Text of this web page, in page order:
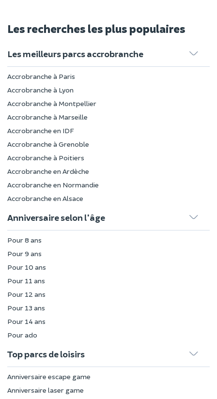
Les recherches les plus populaires
Les meilleurs parcs accrobranche
Accrobranche à Paris
Accrobranche à Lyon
Accrobranche à Montpellier
Accrobranche à Marseille
Accrobranche en IDF
Accrobranche à Grenoble
Accrobranche à Poitiers
Accrobranche en Ardèche
Accrobranche en Normandie
Accrobranche en Alsace
Anniversaire selon l'âge
Pour 8 ans
Pour 9 ans
Pour 10 ans
Pour 11 ans
Pour 12 ans
Pour 13 ans
Pour 14 ans
Pour ado
Top parcs de loisirs
Anniversaire escape game
Anniversaire laser game